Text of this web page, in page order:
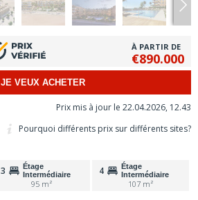
À PARTIR DE
€890.000
JE VEUX ACHETER
Prix mis à jour le 22.04.2026, 12.43
Pourquoi différents prix sur différents sites?
3
Étage
Intermédiaire
95 m²
4
Étage
Intermédiaire
107 m²